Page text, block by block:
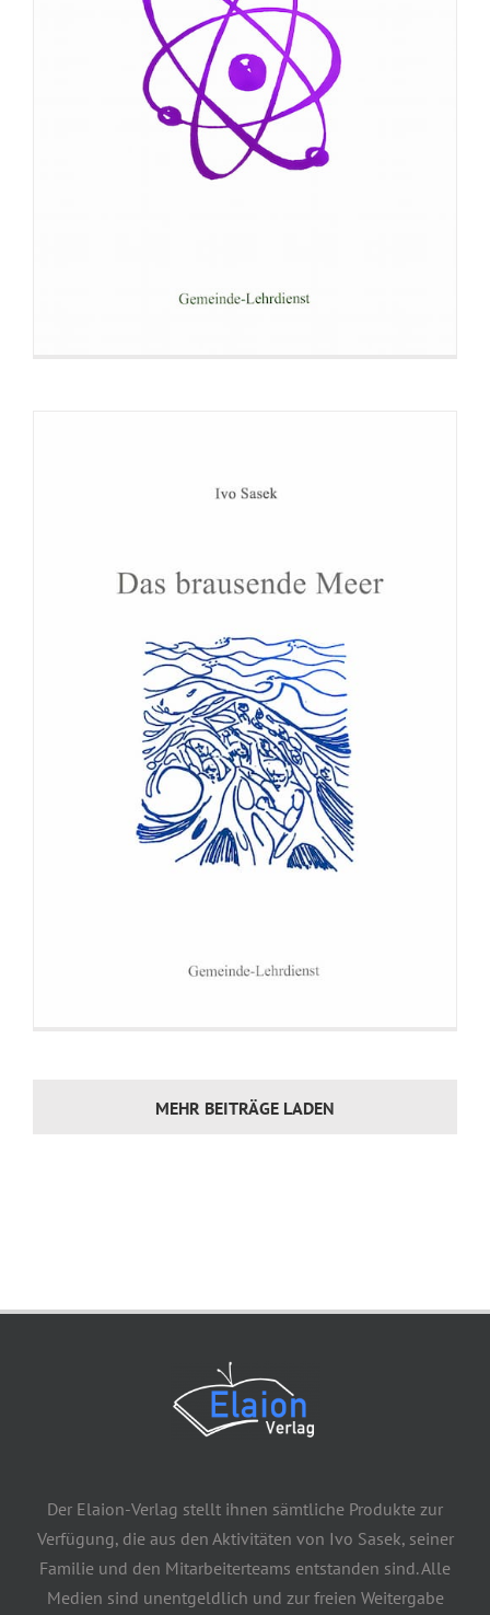
Broschüre: Das brausende Meer
MEHR BEITRÄGE LADEN
Der Elaion-Verlag stellt ihnen sämtliche Produkte zur
Verfügung, die aus den Aktivitäten von Ivo Sasek, seiner
Familie und den Mitarbeiterteams entstanden sind. Alle
Medien sind unentgeldlich und zur freien Weitergabe